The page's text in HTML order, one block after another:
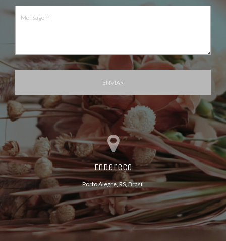
ENVIAR
Endereço
Porto Alegre, RS, Brasil